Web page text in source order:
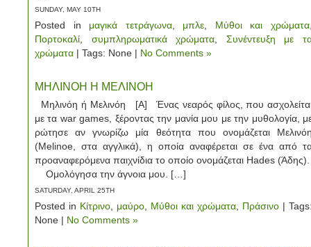
SUNDAY, MAY 10TH
Posted in μαγικά τετράγωνα, μπλε Μύθοι και χρώματα
Πορτοκαλί
συμπληρωματικά χρώματα
Συνέντευξη με
χρώματα | Tags: None | No Comments »
ΜΗΛΙΝΟΗ Η ΜΕΛΙΝΟΗ
Μηλινόη ή Μελινόη [Α] Ένας νεαρός φίλος, που
με τα war games, ξέροντας την μανία μου με την μυθολογία,
ρώτησε αν γνωρίζω μία θεότητα που ονομάζεται
(Melinoe, στα αγγλικά), η οποία αναφέρεται σε ένα από
προαναφερόμενα παιχνίδια το οποίο ονομάζεται Hades
Ομολόγησα την άγνοια μου. […]
SATURDAY, APRIL 25TH
Posted in Κίτρινο μαύρο Μύθοι και χρώματα Πράσινο |
None | No Comments »